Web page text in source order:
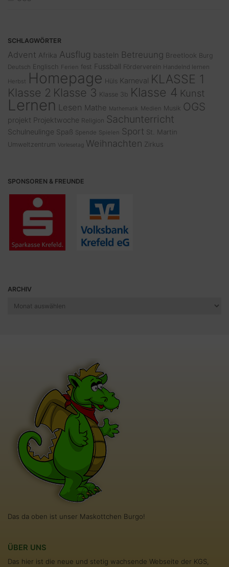
SCHLAGWÖRTER
Advent Afrika Ausflug basteln Betreuung Breetlook Burg
Deutsch Englisch Ferien fest Fussball Förderverein Handelnd lernen
Herbst
Homepage Hüls Karneval KLASSE 1
Klasse 2 Klasse 3 Klasse 3b Klasse 4 Kunst
Lernen Lesen Mathe Mathematik Medien Musik OGS
projekt Projektwoche Religion Sachunterricht
Schulneulinge Spaß Spende Spielen Sport St. Martin
Umweltzentrum Vorlesetag Weihnachten Zirkus
SPONSOREN & FREUNDE
ARCHIV
Archiv
Das da oben ist unser Maskottchen Burgo!
ÜBER UNS
Das hier ist die neue und stetig wachsende Webseite der KGS,